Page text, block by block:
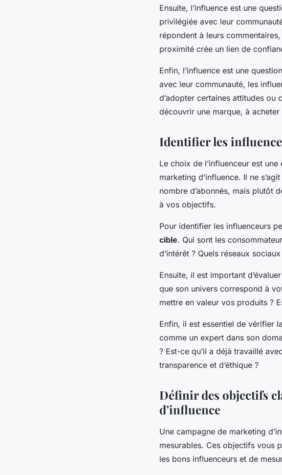
Ensuite, l’influence est une
privilégiée avec leur
répondent à leurs
proximité crée un lien de
Enfin, l’influence est une
avec leur communauté, les
d’adopter certaines attitudes ou
découvrir une marque, à
Identifier les
Le choix de l’influenceur est
marketing d’influence. Il ne
nombre d’abonnés, mais plutôt
à vos objectifs.
Pour identifier les influenceurs
cible. Qui sont les
d’intérêt ? Quels réseaux
Ensuite, il est important
que son univers correspond à
mettre en valeur vos produits ?
Enfin, il est essentiel de vérifier la
comme un expert dans son
? Est-ce qu’il a déjà travaillé
transparence et d’éthique ?
Définir des objectifs
d’influence
Une campagne de marketing
mesurables. Ces objectifs vous
les bons influenceurs et de